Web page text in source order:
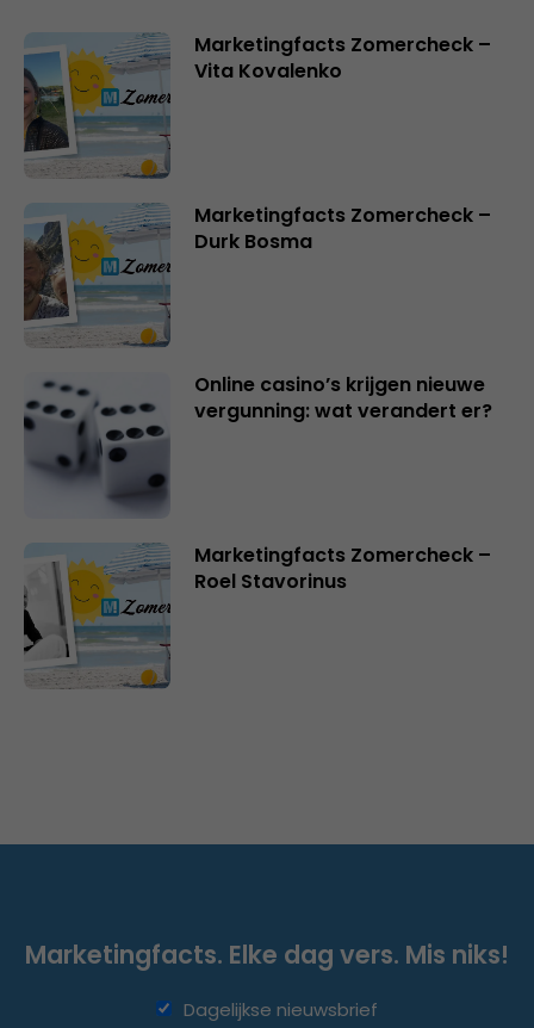
Marketingfacts Zomercheck –
Vita Kovalenko
Marketingfacts Zomercheck –
Durk Bosma
Online casino’s krijgen nieuwe
vergunning: wat verandert er?
Marketingfacts Zomercheck –
Roel Stavorinus
Marketingfacts. Elke dag vers. Mis niks!
Dagelijkse nieuwsbrief